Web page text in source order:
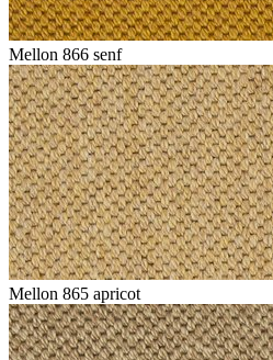
Mellon 866 senf
Mellon 865 apricot